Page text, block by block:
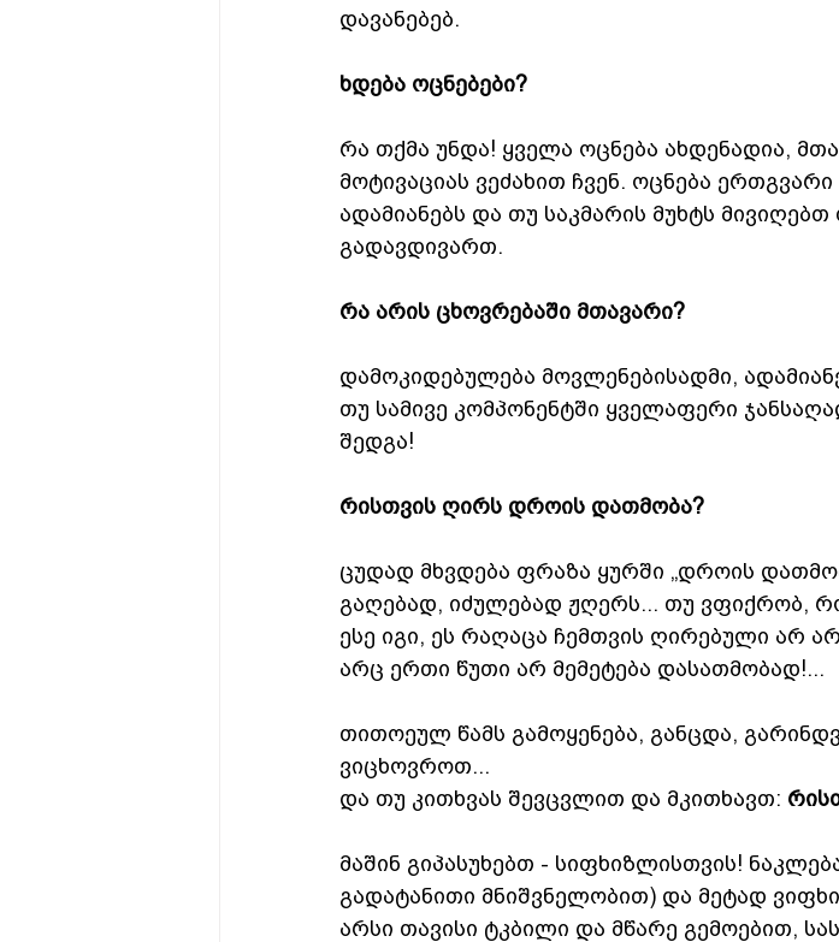
დავანებებ.
ხდება ოცნებები?
რა თქმა უნდა! ყველა ოცნება ახდენადია,
მოტივაციას ვეძახით ჩვენ. ოცნება
ადამიანებს და თუ საკმარის მუხტს
გადავდივართ.
რა არის ცხოვრებაში მთავარი?
დამოკიდებულება მოვლენებისადმი,
თუ სამივე კომპონენტში ყველაფერი
შედგა!
რისთვის ღირს დროის დათმობა?
ცუდად მხვდება ფრაზა ყურში „დროის
გაღებად, იძულებად ჟღერს... თუ ვფიქრობ,
ესე იგი, ეს რაღაცა ჩემთვის ღირებული არ
არც ერთი წუთი არ მემეტება დასათმობად!...
თითოეულ წამს გამოყენება, განცდა,
ვიცხოვროთ...
და თუ კითხვას შევცვლით და მკითხავთ:
მაშინ გიპასუხებთ - სიფხიზლისთვის!
გადატანითი მნიშვნელობით) და მეტად
არსი თავისი ტკბილი და მწარე გემოებით,